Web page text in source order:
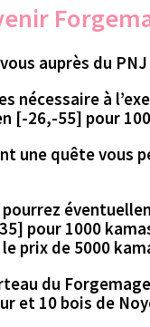
auprès du PNJ
nécessaire à
[-26,-55] pour
une quête vous
pour 1000
prix de 5000
du
et 10 bois de